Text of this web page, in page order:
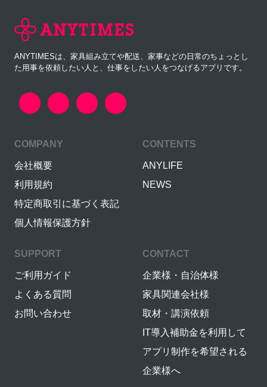
ANYTIMESは、家具組み立てや配送、家事などの日常のちょっとし
た用事を依頼したい人と、仕事をしたい人をつなげるアプリです。
COMPANY
会社概要
利用規約
特定商取引に基づく表記
個人情報保護方針
CONTENTS
ANYLIFE
NEWS
SUPPORT
ご利用ガイド
よくある質問
お問い合わせ
CONTACT
企業様・自治体様
家具関連会社様
取材・講演依頼
IT導入補助金を利用して
アプリ制作を希望される
企業様へ